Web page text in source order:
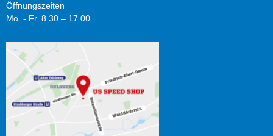
Öffnungszeiten
Mo. - Fr. 8.30 – 17.00